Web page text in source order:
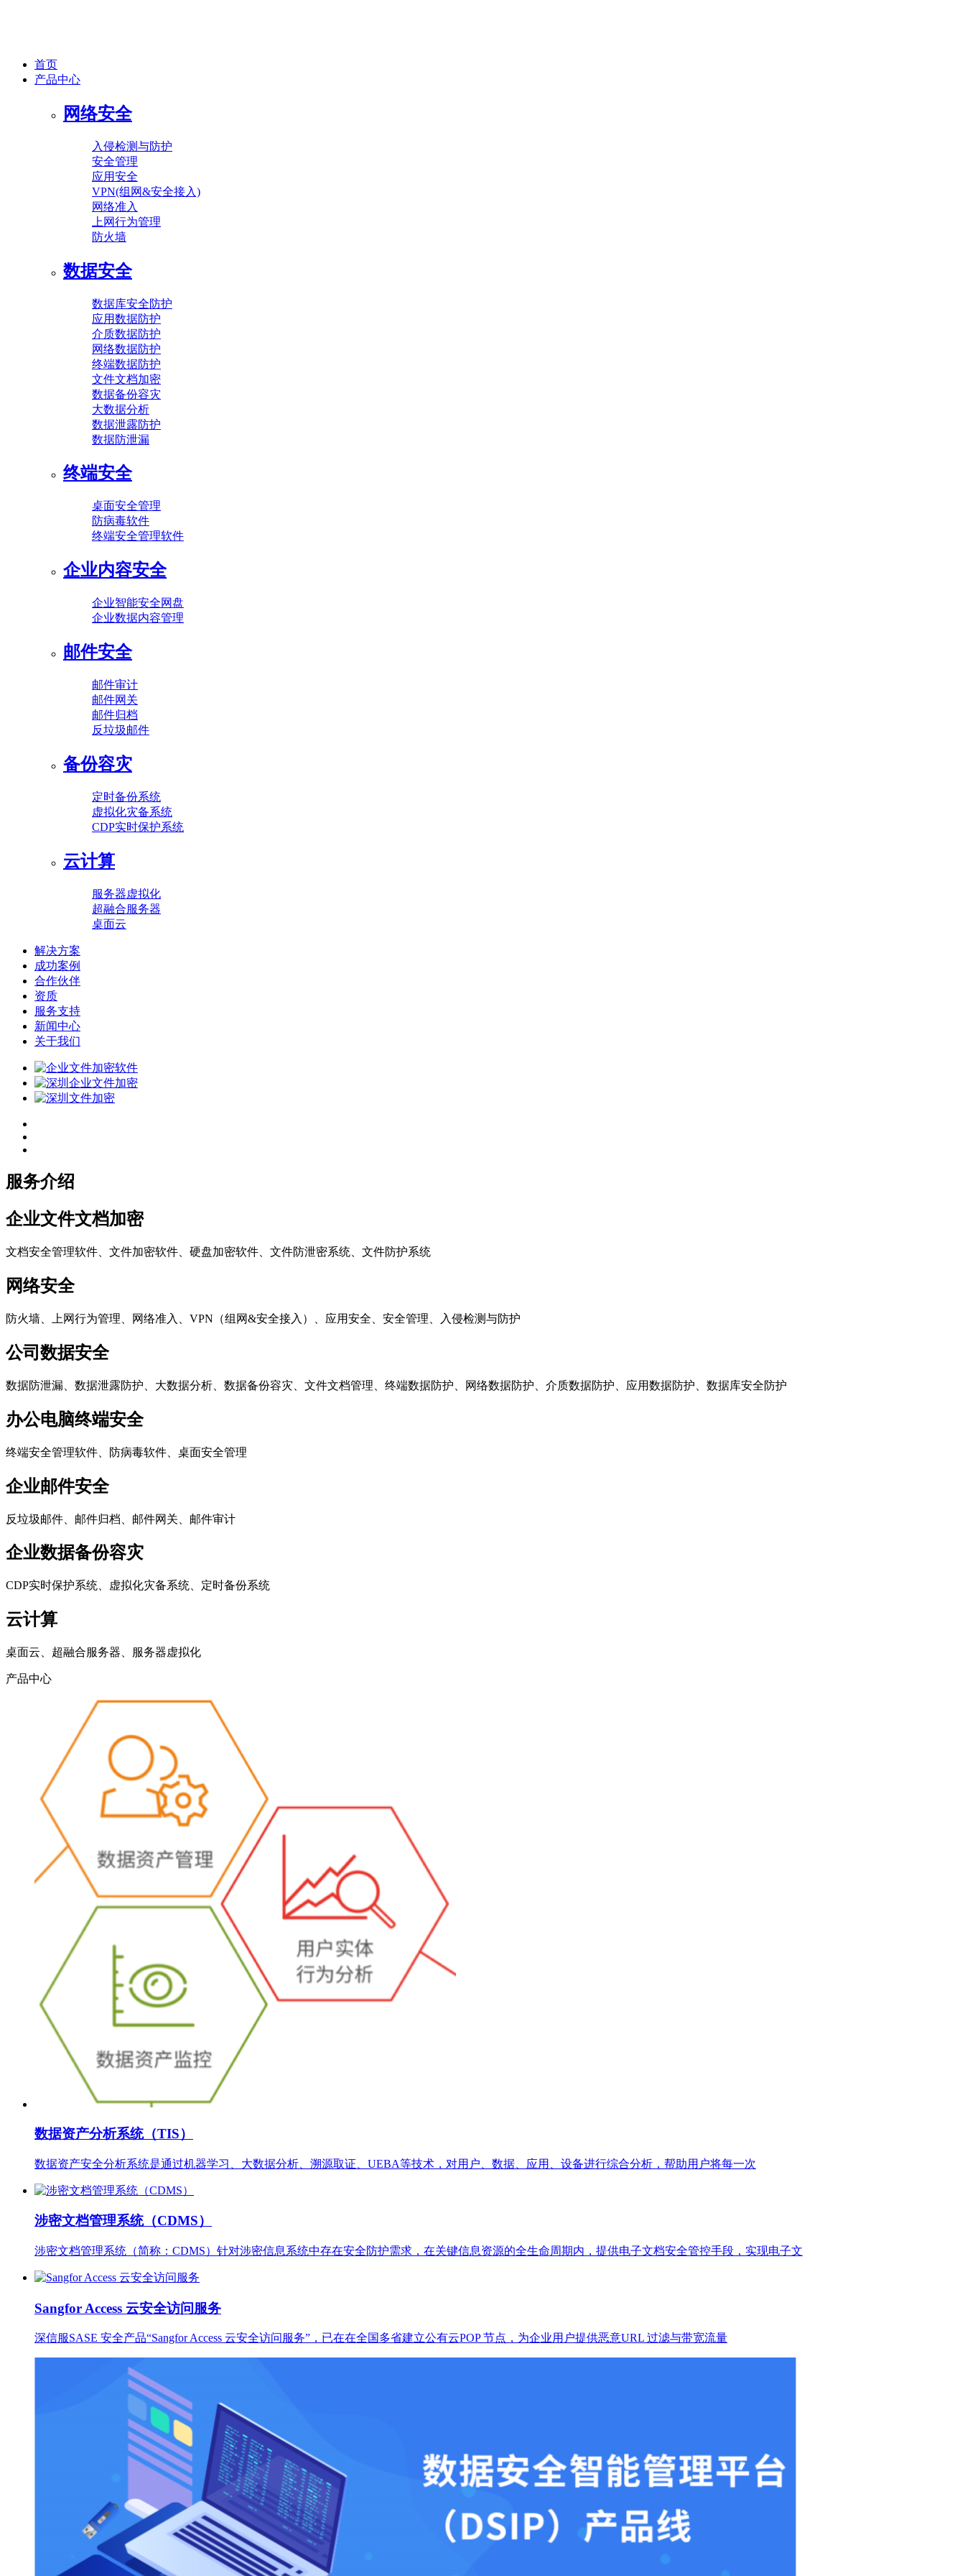
首页
产品中心
网络安全
入侵检测与防护
安全管理
应用安全
VPN(组网&安全接入)
网络准入
上网行为管理
防火墙
数据安全
数据库安全防护
应用数据防护
介质数据防护
网络数据防护
终端数据防护
文件文档加密
数据备份容灾
大数据分析
数据泄露防护
数据防泄漏
终端安全
桌面安全管理
防病毒软件
终端安全管理软件
企业内容安全
企业智能安全网盘
企业数据内容管理
邮件安全
邮件审计
邮件网关
邮件归档
反垃圾邮件
备份容灾
定时备份系统
虚拟化灾备系统
CDP实时保护系统
云计算
服务器虚拟化
超融合服务器
桌面云
解决方案
成功案例
合作伙伴
资质
服务支持
新闻中心
关于我们
服务介绍
企业文件文档加密
文档安全管理软件、文件加密软件、硬盘加密软件、文件防泄密系统、文件防护系统
网络安全
防火墙、上网行为管理、网络准入、VPN（组网&安全接入）、应用安全、安全管理、入侵检测与防护
公司数据安全
数据防泄漏、数据泄露防护、大数据分析、数据备份容灾、文件文档管理、终端数据防护、网络数据防护、介质数据防护、应用数据防护、数据库安全防护
办公电脑终端安全
终端安全管理软件、防病毒软件、桌面安全管理
企业邮件安全
反垃圾邮件、邮件归档、邮件网关、邮件审计
企业数据备份容灾
CDP实时保护系统、虚拟化灾备系统、定时备份系统
云计算
桌面云、超融合服务器、服务器虚拟化
产品中心
数据资产分析系统（TIS）
数据资产安全分析系统是通过机器学习、大数据分析、溯源取证、UEBA等技术，对用户、数据、应用、设备进行综合分析，帮助用户将每一次
涉密文档管理系统（CDMS）
涉密文档管理系统（简称：CDMS）针对涉密信息系统中存在安全防护需求，在关键信息资源的全生命周期内，提供电子文档安全管控手段，实现电子文
Sangfor Access 云安全访问服务
深信服SASE 安全产品“Sangfor Access 云安全访问服务”，已在在全国多省建立公有云POP 节点，为企业用户提供恶意URL 过滤与带宽流量